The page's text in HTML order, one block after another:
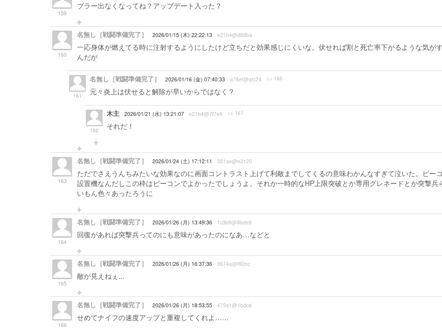
159
ブラー出なくなってね？アップデート入った？
160
名無し［戦闘準備完了］ 2026/01/15 (木) 22:22:13 e21b4@d88ba
一応身体が燃えてる時に注射するようにしたけど立ちだと効果感じにくいな。伏せれば割と死亡率下がるような気が
んだが
161
名無し［戦闘準備完了］ 2026/01/16 (金) 07:40:33 a78ef@afc24 >> 160
元々炎上は伏せると解除が早いからではなく？
162
木主 2026/01/21 (水) 13:21:07 e21b4@7f7e6 >> 161
それだ！
163
名無し［戦闘準備完了］ 2026/01/24 (土) 17:12:11 351ae@e2120
ただでさえうんちみたいな効果なのに画面コントラスト上げて利敵までしてくるの意味わかんなすぎて泣いた。ビー
設置機なんだしこの枠はビーコンでよかったでしょうよ。それか一時的なHP上限突破とか専用グレネードとか突撃兵
いもん色々あったろうに
164
名無し［戦闘準備完了］ 2026/01/26 (月) 13:49:36 1c3b9@8bde9
回復があれば突撃兵ってのにも意味があったのになあ…などと
165
名無し［戦闘準備完了］ 2026/01/26 (月) 16:37:36 9674a@f92ec
敵が見えねぇ...
166
名無し［戦闘準備完了］ 2026/01/26 (月) 18:53:55 479a1@1bdcd
せめてナイフの速度アップと重複してくれよ……